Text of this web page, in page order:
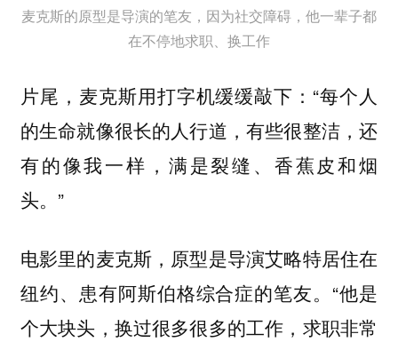
麦克斯的原型是导演的笔友，因为社交障碍，他一辈子都
在不停地求职、换工作
片尾，麦克斯用打字机缓缓敲下：“每个人
的生命就像很长的人行道，有些很整洁，还
有的像我一样，满是裂缝、香蕉皮和烟
头。”
电影里的麦克斯，原型是导演艾略特居住在
纽约、患有阿斯伯格综合症的笔友。“他是
个大块头，换过很多很多的工作，求职非常